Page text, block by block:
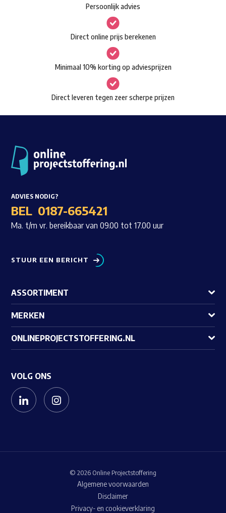
Persoonlijk advies
Direct online prijs berekenen
Minimaal 10% korting op adviesprijzen
Direct leveren tegen zeer scherpe prijzen
ADVIES NODIG?
BEL 0187-665421
Ma. t/m vr. bereikbaar van 09.00 tot 17.00 uur
STUUR EEN BERICHT
ASSORTIMENT
MERKEN
ONLINEPROJECTSTOFFERING.NL
VOLG ONS
© 2026 Online Projectstoffering
Algemene voorwaarden
Disclaimer
Privacy- en cookieverklaring